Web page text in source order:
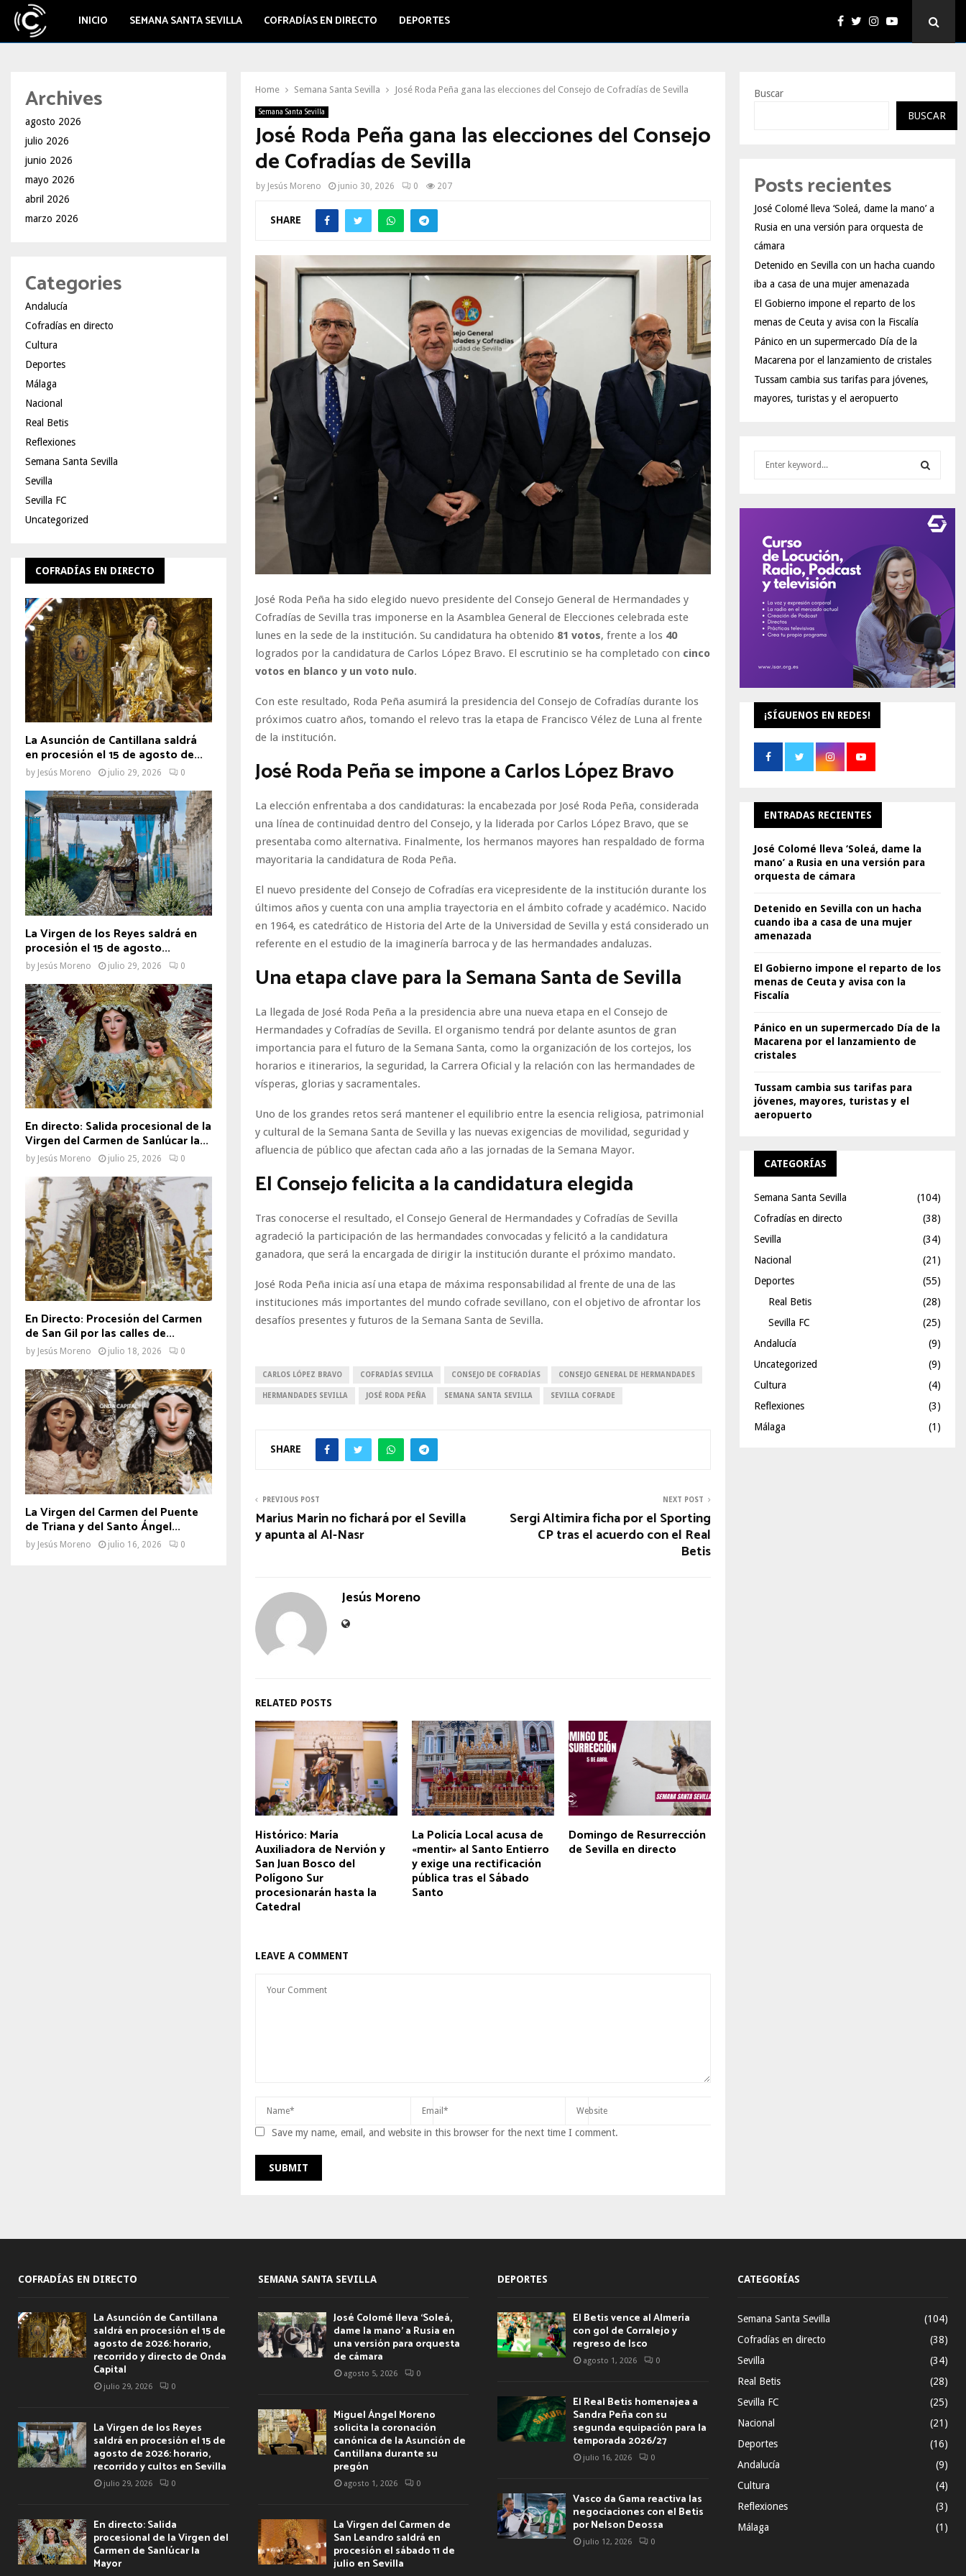
INICIO SEMANA SANTA SEVILLA COFRADÍAS EN DIRECTO DEPORTES
Home Semana Santa Sevilla José Roda Peña gana las elecciones del Consejo de Cofradías de Sevilla
Semana Santa Sevilla
José Roda Peña gana las elecciones del Consejo
de Cofradías de Sevilla
by Jesús Moreno junio 30, 2026 0 207
SHARE
José Roda Peña ha sido elegido nuevo presidente del Consejo General de Hermandades y
Cofradías de Sevilla tras imponerse en la Asamblea General de Elecciones celebrada este
lunes en la sede de la institución. Su candidatura ha obtenido 81 votos, frente a los 40
logrados por la candidatura de Carlos López Bravo. El escrutinio se ha completado con cinco
votos en blanco y un voto nulo.
Con este resultado, Roda Peña asumirá la presidencia del Consejo de Cofradías durante los
próximos cuatro años, tomando el relevo tras la etapa de Francisco Vélez de Luna al frente
de la institución.
José Roda Peña se impone a Carlos López Bravo
La elección enfrentaba a dos candidaturas: la encabezada por José Roda Peña, considerada
una línea de continuidad dentro del Consejo, y la liderada por Carlos López Bravo, que se
presentaba como alternativa. Finalmente, los hermanos mayores han respaldado de forma
mayoritaria la candidatura de Roda Peña.
El nuevo presidente del Consejo de Cofradías era vicepresidente de la institución durante los
últimos años y cuenta con una amplia trayectoria en el ámbito cofrade y académico. Nacido
en 1964, es catedrático de Historia del Arte de la Universidad de Sevilla y está considerado un
referente en el estudio de la imaginería barroca y de las hermandades andaluzas.
Una etapa clave para la Semana Santa de Sevilla
La llegada de José Roda Peña a la presidencia abre una nueva etapa en el Consejo de
Hermandades y Cofradías de Sevilla. El organismo tendrá por delante asuntos de gran
importancia para el futuro de la Semana Santa, como la organización de los cortejos, los
horarios e itinerarios, la seguridad, la Carrera Oficial y la relación con las hermandades de
vísperas, glorias y sacramentales.
Uno de los grandes retos será mantener el equilibrio entre la esencia religiosa, patrimonial
y cultural de la Semana Santa de Sevilla y las nuevas exigencias de movilidad, seguridad y
afluencia de público que afectan cada año a las jornadas de la Semana Mayor.
El Consejo felicita a la candidatura elegida
Tras conocerse el resultado, el Consejo General de Hermandades y Cofradías de Sevilla
agradeció la participación de las hermandades convocadas y felicitó a la candidatura
ganadora, que será la encargada de dirigir la institución durante el próximo mandato.
José Roda Peña inicia así una etapa de máxima responsabilidad al frente de una de las
instituciones más importantes del mundo cofrade sevillano, con el objetivo de afrontar los
desafíos presentes y futuros de la Semana Santa de Sevilla.
CARLOS LÓPEZ BRAVO COFRADÍAS SEVILLA CONSEJO DE COFRADÍAS CONSEJO GENERAL DE HERMANDADES
HERMANDADES SEVILLA JOSÉ RODA PEÑA SEMANA SANTA SEVILLA SEVILLA COFRADE
SHARE
PREVIOUS POST
Marius Marin no fichará por el Sevilla
y apunta al Al-Nasr
NEXT POST
Sergi Altimira ficha por el Sporting
CP tras el acuerdo con el Real
Betis
Jesús Moreno
RELATED POSTS
Histórico: María
Auxiliadora de Nervión y
San Juan Bosco del
Polígono Sur
procesionarán hasta la
Catedral
La Policía Local acusa de
«mentir» al Santo Entierro
y exige una rectificación
pública tras el Sábado
Santo
Domingo de Resurrección
de Sevilla en directo
LEAVE A COMMENT
Save my name, email, and website in this browser for the next time I comment.
Archives
agosto 2026
julio 2026
junio 2026
mayo 2026
abril 2026
marzo 2026
Categories
Andalucía
Cofradías en directo
Cultura
Deportes
Málaga
Nacional
Real Betis
Reflexiones
Semana Santa Sevilla
Sevilla
Sevilla FC
Uncategorized
COFRADÍAS EN DIRECTO
La Asunción de Cantillana saldrá
en procesión el 15 de agosto de...
by Jesús Moreno julio 29, 2026 0
La Virgen de los Reyes saldrá en
procesión el 15 de agosto...
by Jesús Moreno julio 29, 2026 0
En directo: Salida procesional de la
Virgen del Carmen de Sanlúcar la...
by Jesús Moreno julio 25, 2026 0
En Directo: Procesión del Carmen
de San Gil por las calles de...
by Jesús Moreno julio 18, 2026 0
La Virgen del Carmen del Puente
de Triana y del Santo Ángel...
by Jesús Moreno julio 16, 2026 0
Buscar
BUSCAR
Posts recientes
José Colomé lleva ‘Soleá, dame la mano’ a
Rusia en una versión para orquesta de
cámara
Detenido en Sevilla con un hacha cuando
iba a casa de una mujer amenazada
El Gobierno impone el reparto de los
menas de Ceuta y avisa con la Fiscalía
Pánico en un supermercado Día de la
Macarena por el lanzamiento de cristales
Tussam cambia sus tarifas para jóvenes,
mayores, turistas y el aeropuerto
C
H
¡SÍGUENOS EN REDES!
ENTRADAS RECIENTES
José Colomé lleva ‘Soleá, dame la
mano’ a Rusia en una versión para
orquesta de cámara
Detenido en Sevilla con un hacha
cuando iba a casa de una mujer
amenazada
El Gobierno impone el reparto de los
menas de Ceuta y avisa con la
Fiscalía
Pánico en un supermercado Día de la
Macarena por el lanzamiento de
cristales
Tussam cambia sus tarifas para
jóvenes, mayores, turistas y el
aeropuerto
CATEGORÍAS
Semana Santa Sevilla
(104)
Cofradías en directo
(38)
Sevilla
(34)
Nacional
(21)
Deportes
(55)
Real Betis
(28)
Sevilla FC
(25)
Andalucía
(9)
Uncategorized
(9)
Cultura
(4)
Reflexiones
(3)
Málaga
(1)
COFRADÍAS EN DIRECTO
La Asunción de Cantillana
saldrá en procesión el 15 de
agosto de 2026: horario,
recorrido y directo de Onda
Capital
julio 29, 2026 0
La Virgen de los Reyes
saldrá en procesión el 15 de
agosto de 2026: horario,
recorrido y cultos en Sevilla
julio 29, 2026 0
En directo: Salida
procesional de la Virgen del
Carmen de Sanlúcar la
Mayor
SEMANA SANTA SEVILLA
José Colomé lleva ‘Soleá,
dame la mano’ a Rusia en
una versión para orquesta
de cámara
agosto 5, 2026 0
Miguel Ángel Moreno
solicita la coronación
canónica de la Asunción de
Cantillana durante su
pregón
agosto 1, 2026 0
La Virgen del Carmen de
San Leandro saldrá en
procesión el sábado 11 de
julio en Sevilla
DEPORTES
El Betis vence al Almería
con gol de Corralejo y
regreso de Isco
agosto 1, 2026 0
El Real Betis homenajea a
Sandra Peña con su
segunda equipación para la
temporada 2026/27
julio 16, 2026 0
Vasco da Gama reactiva las
negociaciones con el Betis
por Nelson Deossa
julio 12, 2026 0
CATEGORÍAS
Semana Santa Sevilla
(104)
Cofradías en directo
(38)
Sevilla
(34)
Real Betis
(28)
Sevilla FC
(25)
Nacional
(21)
Deportes
(16)
Andalucía
(9)
Cultura
(4)
Reflexiones
(3)
Málaga
(1)